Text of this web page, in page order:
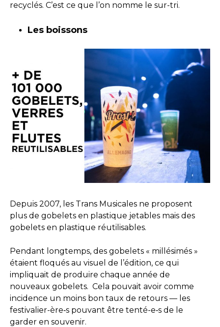
recyclés. C’est ce que l’on nomme le sur-tri.
Les boissons
Depuis 2007, les Trans Musicales ne proposent
plus de gobelets en plastique jetables mais des
gobelets en plastique réutilisables.
Pendant longtemps, des gobelets « millésimés »
étaient floqués au visuel de l’édition, ce qui
impliquait de produire chaque année de
nouveaux gobelets. Cela pouvait avoir comme
incidence un moins bon taux de retours — les
festivalier-ère‑s pouvant être tenté-e‑s de le
garder en souvenir.